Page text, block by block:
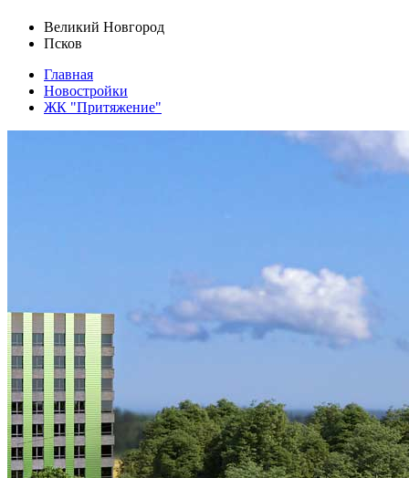
Великий Новгород
Псков
Главная
Новостройки
ЖК "Притяжение"